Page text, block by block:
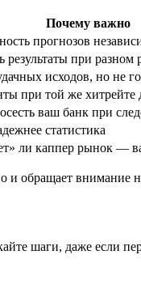
Почему важно
прогнозов
результаты при разном
исходов, но не
при той же
ваш банк при
статистика
ли каппер рынок —
обращает внимание
шаги, даже если